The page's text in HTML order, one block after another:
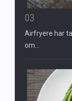
03
Airfryere har
om…